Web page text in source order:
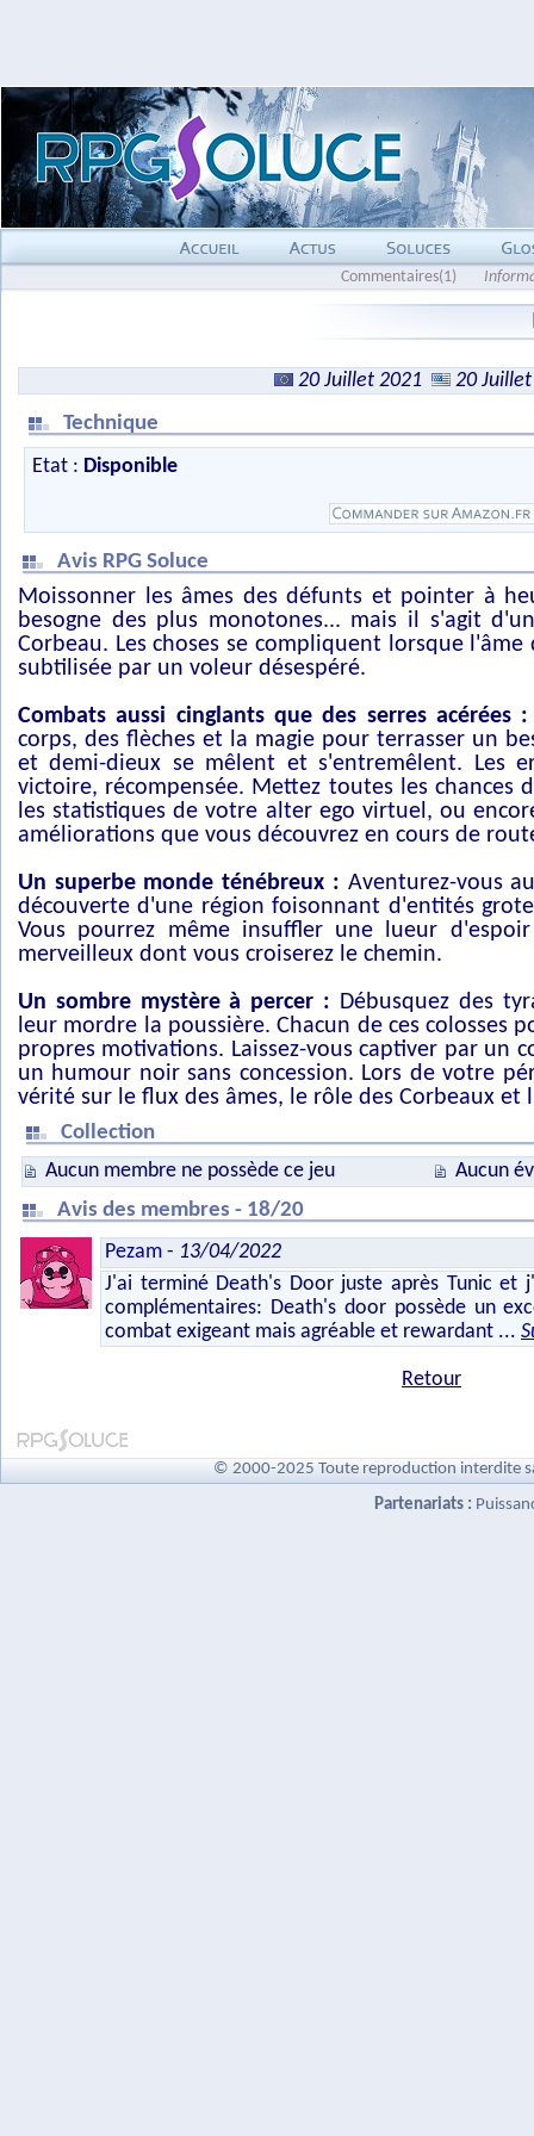
Commentaires(1)
20 Juillet 2021
20
Technique
Etat : Disponible
Avis RPG Soluce
Moissonner les âmes des défunts et pointer à
besogne des plus monotones... mais il s'agit
Corbeau. Les choses se compliquent lorsque
subtilisée par un voleur désespéré.
Combats aussi cinglants que des serres acérées :
corps, des flèches et la magie pour terrasser un
et demi-dieux se mêlent et s'entremêlent. Les
victoire, récompensée. Mettez toutes les chances
les statistiques de votre alter ego virtuel, ou
améliorations que vous découvrez en cours de
Un superbe monde ténébreux : Aventurez-vous
découverte d'une région foisonnant d'entités
Vous pourrez même insuffler une lueur
merveilleux dont vous croiserez le chemin.
Un sombre mystère à percer : Débusquez des
leur mordre la poussière. Chacun de ces colosses
propres motivations. Laissez-vous captiver par un
un humour noir sans concession. Lors de votre
vérité sur le flux des âmes, le rôle des Corbeaux et
Collection
Aucun membre ne possède ce jeu
Aucun
Avis des membres - 18/20
Pezam - 13/04/2022
J'ai terminé Death's Door juste après Tunic
complémentaires: Death's door possède un
combat exigeant mais agréable et rewardant ...
Retour
© 2000-2025 Toute reproduction interdite
Partenariats :